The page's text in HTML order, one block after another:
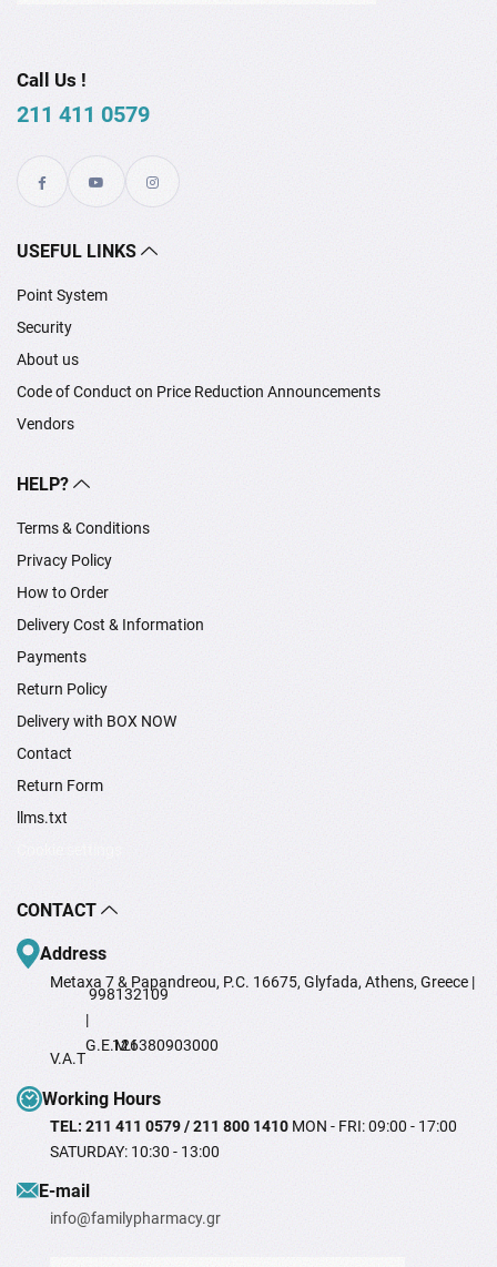
Call Us !
211 411 0579
USEFUL LINKS
Point System
Security
About us
Code of Conduct on Price Reduction Announcements
Vendors
HELP?
Terms & Conditions
Privacy Policy
How to Order
Delivery Cost & Information
Payments
Return Policy
Delivery with BOX NOW
Contact
Return Form
llms.txt
CONTACT
Address
Metaxa 7 & Papandreou, P.C. 16675, Glyfada, Athens, Greece |
V.A.T
998132109
|
G.E.M.I126380903000
Working Hours
TEL: 211 411 0579 / 211 800 1410 MON - FRI: 09:00 - 17:00
SATURDAY: 10:30 - 13:00
Ε-mail
info@familypharmacy.gr